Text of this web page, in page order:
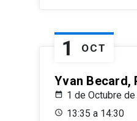
1 OCT
Yvan Becard,
1 de Octubre
13:35 a 14:30